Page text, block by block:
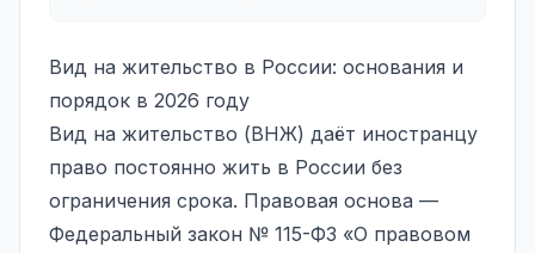
Вид на жительство в России: основания и
порядок в 2026 году
Вид на жительство (ВНЖ) даёт иностранцу
право постоянно жить в России без
ограничения срока. Правовая основа —
Федеральный закон № 115-ФЗ «О правовом